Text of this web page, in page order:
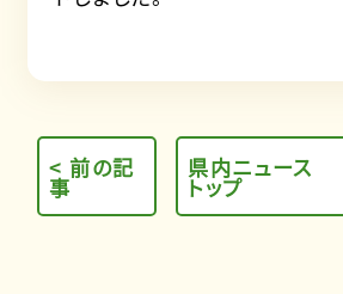
< 前の記
事
県内ニュース
トップ